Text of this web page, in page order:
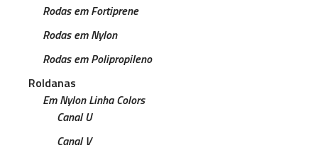
Rodas em Fortiprene
Rodas em Nylon
Rodas em Polipropileno
Roldanas
Em Nylon Linha Colors
Canal U
Canal V